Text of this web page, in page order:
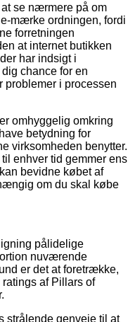
se nærmere på om
mærke ordningen, fordi
forretningen
at internet butikken
har indsigt i
chance for en
problemer i processen
omhyggelig omkring
betydning for
virksomheden benytter.
enhver tid gemmer ens
bevidne købet af
om du skal købe
pålidelige
nuværende
er det at foretrække,
af Pillars of
strålende genveje til at